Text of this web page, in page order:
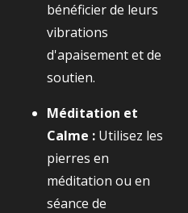
bénéficier de leurs
vibrations
d'apaisement et de
soutien.
Méditation et
Calme : Utilisez les
pierres en
méditation ou en
séance de